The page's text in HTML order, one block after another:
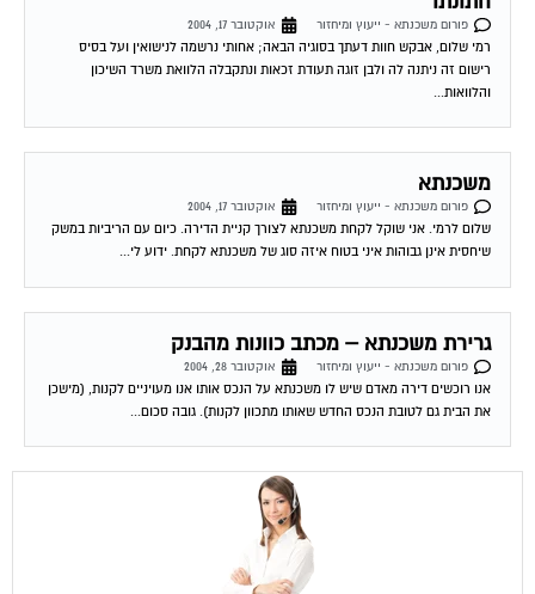
פורום משכנתא - ייעוץ ומיחזור
אוקטובר 17, 2004
רמי שלום, אבקש חוות דעתך בסוגיה הבאה; אחותי נרשמה לנישואין ועל בסיס
רישום זה ניתנה לה ולבן זוגה תעודת זכאות ונתקבלה הלוואת משרד השיכון
והלוואות...
משכנתא
פורום משכנתא - ייעוץ ומיחזור
אוקטובר 17, 2004
שלום לרמי. אני שוקל לקחת משכנתא לצורך קניית הדירה. כיום עם הריביות במשק
שיחסית אינן גבוהות איני בטוח איזה סוג של משכנתא לקחת. ידוע לי...
גרירת משכנתא – מכתב כוונות מהבנק
פורום משכנתא - ייעוץ ומיחזור
אוקטובר 28, 2004
אנו רוכשים דירה מאדם שיש לו משכנתא על הנכס אותו אנו מעויניים לקנות, (מישכן
את הבית גם לטובת הנכס החדש שאותו מתכוון לקנות). גובה סכום...